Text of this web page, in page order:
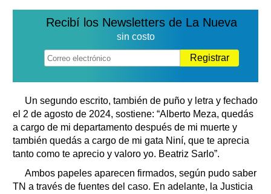
Recibí los Newsletters de La Nueva
sin costo
Registrar
Un segundo escrito, también de puño y letra y fechado
el 2 de agosto de 2024, sostiene: “Alberto Meza, quedás
a cargo de mi departamento después de mi muerte y
también quedás a cargo de mi gata Niní, que te aprecia
tanto como te aprecio y valoro yo. Beatriz Sarlo”.
Ambos papeles aparecen firmados, según pudo saber
TN a través de fuentes del caso. En adelante, la Justicia